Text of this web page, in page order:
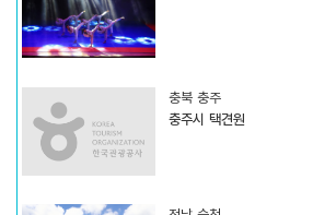
충북 충주
충주시 택견원